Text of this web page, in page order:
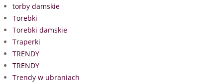
torby damskie
Torebki
Torebki damskie
Traperki
TRENDY
TRENDY
Trendy w ubraniach